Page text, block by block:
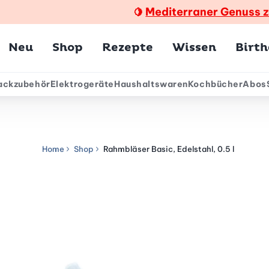
🍋 Mediterraner Genuss
Neu Shop Rezepte Wissen
ElektrogeräteHaushaltswarenKochbücherAbos
Home Shop Rahmbläser Basic, Edelstahl, 0.5 l